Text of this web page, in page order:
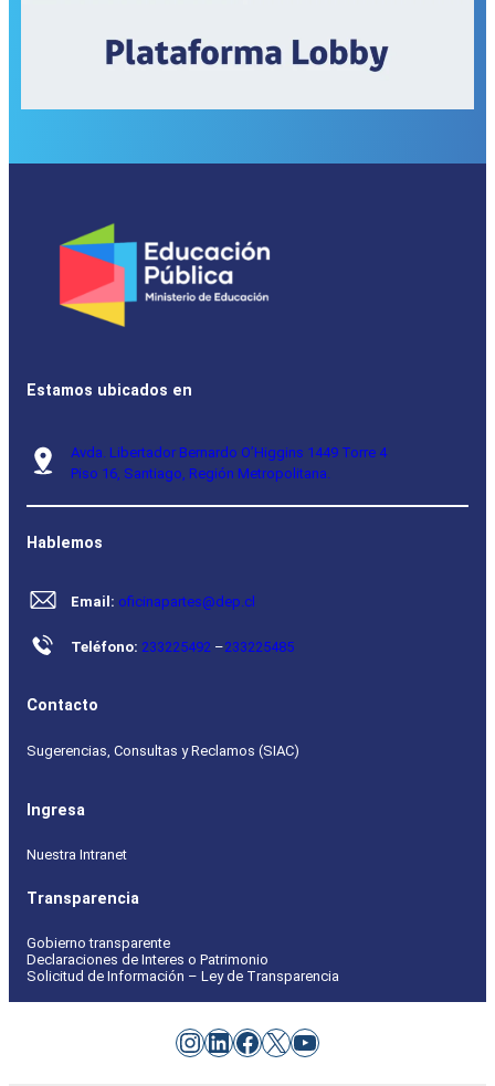
Estamos ubicados en
Avda. Libertador Bernardo O’Higgins 1449 Torre 4
Piso 16, Santiago, Región Metropolitana.
Hablemos
Email: oficinapartes@dep.cl
Teléfono: 233225492 –233225485
Contacto
Sugerencias, Consultas y Reclamos (SIAC)
Ingresa
Nuestra Intranet
Transparencia
Gobierno transparente
Declaraciones de Interes o Patrimonio
Solicitud de Información – Ley de Transparencia
Instagram
LinkedIn
Facebook
X YouTube